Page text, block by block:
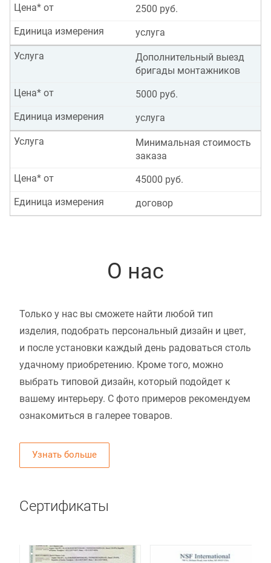
2500 руб.
Цена* от
услуга
Единица измерения
Дополнительный выезд
бригады монтажников
Услуга
5000 руб.
Цена* от
услуга
Единица измерения
Минимальная стоимость
заказа
Услуга
45000 руб.
Цена* от
договор
Единица измерения
О нас
Только у нас вы сможете найти любой тип
изделия, подобрать персональный дизайн и цвет,
и после установки каждый день радоваться столь
удачному приобретению. Кроме того, можно
выбрать типовой дизайн, который подойдет к
вашему интерьеру. С фото примеров рекомендуем
ознакомиться в галерее товаров.
Узнать больше
Сертификаты